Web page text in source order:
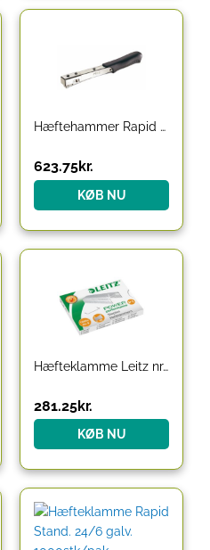
Hæftehammer Rapid Fineline 19
623.75kr.
KØB NU
Hæfteklamme Leitz nr. 8, 1000stk/pak
281.25kr.
KØB NU